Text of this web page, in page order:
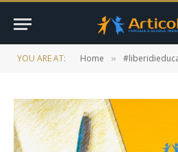
YOU ARE AT: Home »